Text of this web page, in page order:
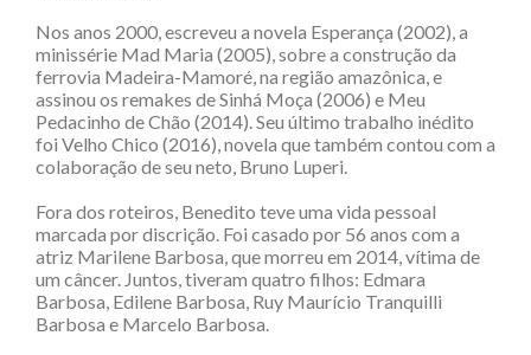
Nos anos 2000, escreveu a novela Esperança (2002), a
minissérie Mad Maria (2005), sobre a construção da
ferrovia Madeira-Mamoré, na região amazônica, e
assinou os remakes de Sinhá Moça (2006) e Meu
Pedacinho de Chão (2014). Seu último trabalho inédito
foi Velho Chico (2016), novela que também contou com a
colaboração de seu neto, Bruno Luperi.
Fora dos roteiros, Benedito teve uma vida pessoal
marcada por discrição. Foi casado por 56 anos com a
atriz Marilene Barbosa, que morreu em 2014, vítima de
um câncer. Juntos, tiveram quatro filhos: Edmara
Barbosa, Edilene Barbosa, Ruy Maurício Tranquilli
Barbosa e Marcelo Barbosa.